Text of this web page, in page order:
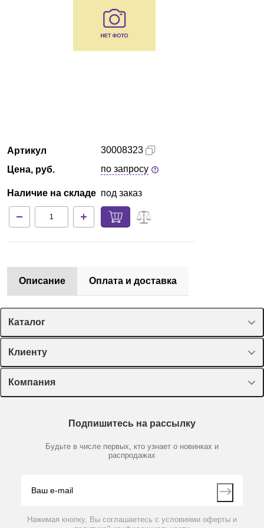
Партнеры
Технический сервис
Доставка и оплата
Артикул
Цена, руб.
Наличие на складе
30008323
по запросу
под заказ
Описание Оплата и доставка
Каталог
Спецпредложения
Оборудование, приборы
Пластик, стекло, принадлежности
Химические реактивы, препараты, наборы
Производители
Клиенту
Лекторий Диаэм
Доставка и оплата
Мобильное приложение
Компания
Партнеры
Контакты
Подпишитесь на рассылку
Будьте в числе первых, кто узнает о новинках и
распродажах
Нажимая кнопку, Вы соглашаетесь с условиями оферты и